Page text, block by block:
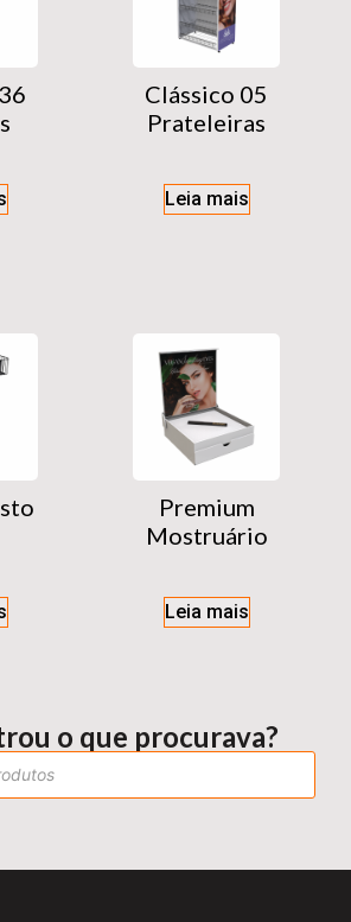
Clássico 05
Prateleiras
Leia mais
Premium
Mostruário
Leia mais
o que procurava?